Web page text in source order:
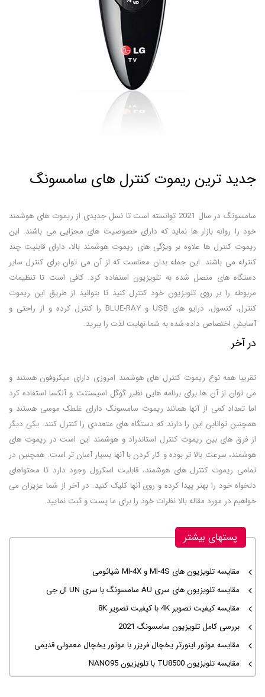
جدید ترین ریموت کنترل های سامسونگ
سامسونگ در سال 2021 توانسته است تا نسل جدیدی از ریموت های هوشمند
خود را روانه بازار ها نماید که دارای خصوصیت های مجزایی می باشند. این
ریموت کنترل ها علاوه بر ویژگی های ریموت هوشمند بالا، دارای قابلیت چند
کنترله می باشند. این جمله بدان معناست که از آن می توان برای کنترل سایر
دستگاه های متصل شده به تلویزیون استفاده کرد. کافی است تا تنظیمات
مربوطه را بر روی تلویزیون خود کنترل کنید تا بتوانید از طریق این ریموت
کنترل، کنسول، درایو های USB و BLUE-RAY را کنترل کرده و از راحتی و
آسایش اختصاص داده شده به شما نهایت لذت را ببرید.
در آخر
تقریبا همه نوع ریموت کنترل های هوشمند امروزی دارای میکروفون هستند و
می توان از آن ها برای برنامه هایی نظیر گوگل اسیستنت و آلکسا استفاده کرد
اما تعداد کمی از آنها همانند ریموت سامسونگ دارای غلطک موسی هستند و
همچنین توانایی این را دارند که دستگاه های متعددی را کنترل کنند. یکی دیگر
از فرق های بین ریموت کنترل استاندراد و هوشمند این است در ریموت های
هوشمند، سرعت بالا تر بوده و کار کردن با آنها بسیار آسان تر است. همچنین در
تمامی ریموت کنترل های هوشمند، قابلیت اسکرول وجود دارد تا محتواهای
دلخواه خود را بهتر پیدا کرده و روی آنها کلیک کنید. در آخر از شما عزیزان می
خواهیم در مورد مقاله بالا نظرات خود را برای ما پست و ثبت نمایید.
پستهای بیشتر
مقایسه تلویزیون های MI-4S و MI-4X شیائومی
مقایسه تلویزیون های سری AU سامسونگ با سری UN ال جی
مقایسه کیفیت تصویر 4K با کیفیت تصویر 8K
بررسی کامل تلویزیون سامسونگ 2021
مقایسه موتور اینورتر یخچال فریزر با موتور یخچال معمولی قدیمی
مقایسه تلویزیون TU8500 با تلویزیون NANO95